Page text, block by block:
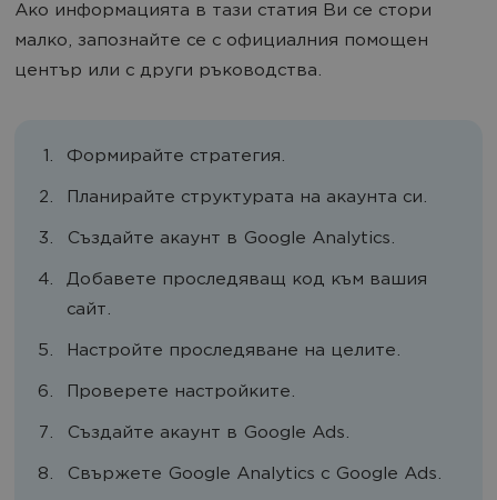
Ако информацията в тази статия Ви се стори
малко, запознайте се с официалния помощен
център или с други ръководства.
Формирайте стратегия.
Планирайте структурата на акаунта си.
Създайте акаунт в Google Analytics.
Добавете проследяващ код към вашия
сайт.
Настройте проследяване на целите.
Проверете настройките.
Създайте акаунт в Google Ads.
Свържете Google Analytics c Google Ads.